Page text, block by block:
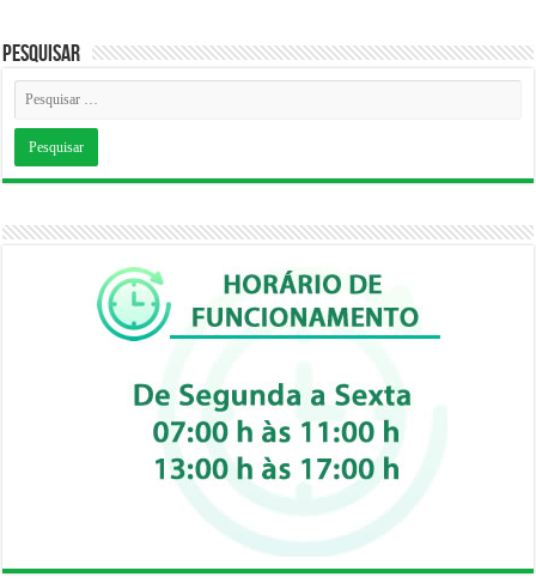
Pesquisar